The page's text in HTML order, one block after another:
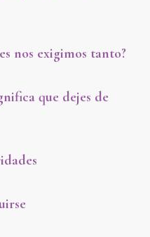
nos exigimos tanto?
que dejes de